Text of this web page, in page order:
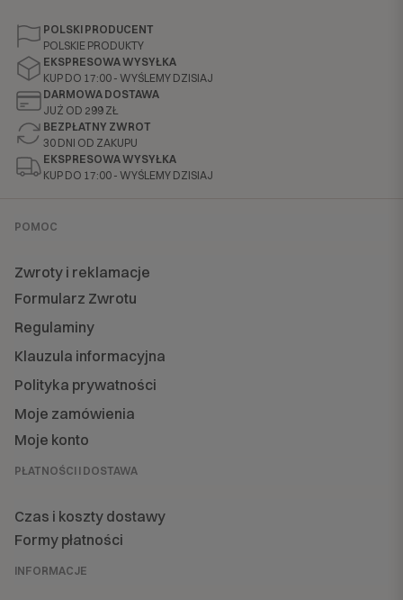
POLSKI PRODUCENT
POLSKIE PRODUKTY
EKSPRESOWA WYSYŁKA
KUP DO 17:00 - WYŚLEMY DZISIAJ
DARMOWA DOSTAWA
JUŻ OD 299 ZŁ
BEZPŁATNY ZWROT
30 DNI OD ZAKUPU
EKSPRESOWA WYSYŁKA
KUP DO 17:00 - WYŚLEMY DZISIAJ
POMOC
Zwroty i reklamacje
Formularz Zwrotu
Regulaminy
Klauzula informacyjna
Polityka prywatności
Moje zamówienia
Moje konto
PŁATNOŚCI I DOSTAWA
Czas i koszty dostawy
Formy płatności
INFORMACJE